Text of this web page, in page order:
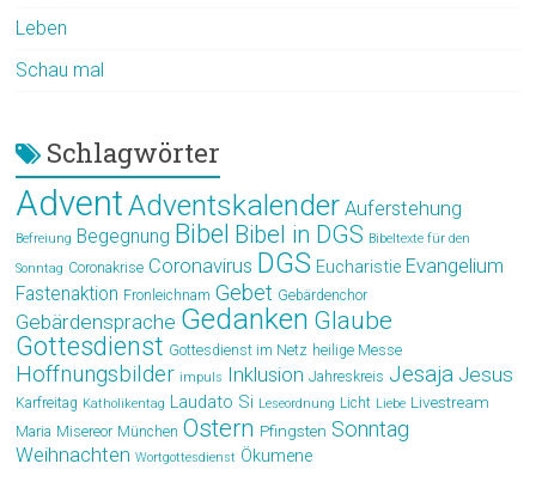
Leben
Schau mal
Schlagwörter
AdventAdventskalender Auferstehung
Befreiung Begegnung Bibel Bibel in DGS Bibeltexte für den
Sonntag Coronakrise Coronavirus DGS Eucharistie Evangelium
Fastenaktion Fronleichnam Gebet Gebärdenchor
Gebärdensprache Gedanken Glaube
Gottesdienst Gottesdienst im Netz heilige Messe
Hoffnungsbilder impuls Inklusion Jahreskreis Jesaja Jesus
Karfreitag Katholikentag Laudato Si Leseordnung Licht Liebe Livestream
Maria Misereor München Ostern Pfingsten Sonntag
Weihnachten Wortgottesdienst Ökumene